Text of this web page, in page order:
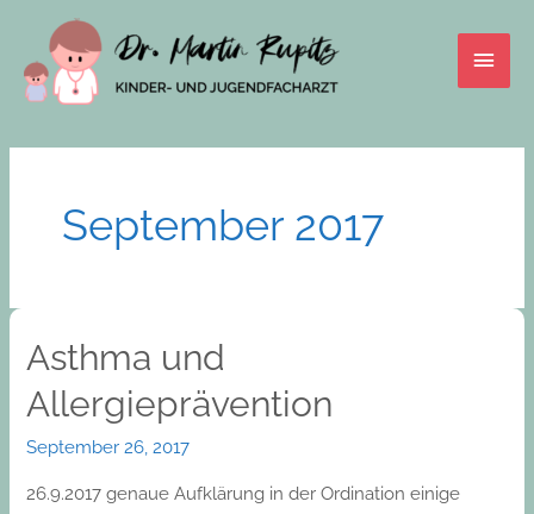
content
Main
September 2017
Asthma und
Allergieprävention
September 26, 2017
26.9.2017 genaue Aufklärung in der Ordination einige
Asthma
Allergieprävention